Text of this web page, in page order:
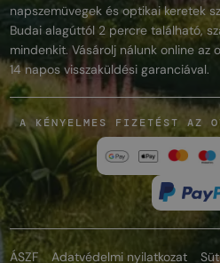
napszemüvegek és optikai keretek
Budai alagúttól 2 percre található,
mindenkit. Vásárolj nálunk online az
14 napos visszaküldési garanciával.
A KÉNYELMES FIZETÉST AZ
ÁSZF Adatvédelmi nyilatkozat